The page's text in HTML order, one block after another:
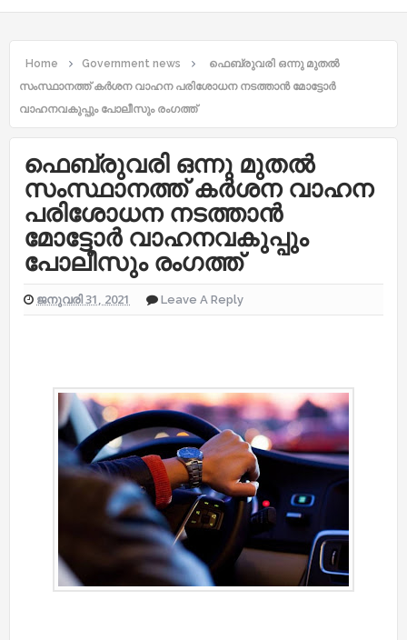
Home Government news
ഫെബ്രുവരി ഒന്നു മുതൽ
സംസ്ഥാനത്ത് കർശന വാഹന പരിശോധന നടത്താൻ മോട്ടോർ
വാഹനവകുപ്പും പോലീസും രംഗത്ത്
ഫെബ്രുവരി ഒന്നു മുതൽ
സംസ്ഥാനത്ത് കർശന വാഹന
പരിശോധന നടത്താൻ
മോട്ടോർ വാഹനവകുപ്പും
പോലീസും രംഗത്ത്
ജനുവരി 31, 2021 Leave A Reply